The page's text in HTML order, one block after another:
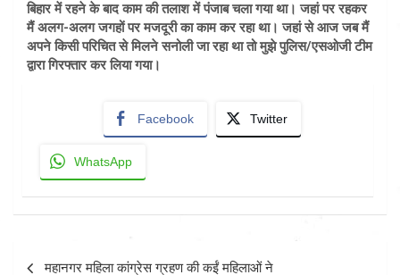
बिहार में रहने के बाद काम की तलाश में पंजाब चला गया था। जहां पर रहकर
मैं अलग-अलग जगहों पर मजदूरी का काम कर रहा था। जहां से आज जब मैं
अपने किसी परिचित से मिलने सनोली जा रहा था तो मुझे पुलिस/एसओजी टीम
द्वारा गिरफ्तार कर लिया गया।
Facebook Twitter
WhatsApp
महानगर महिला कांग्रेस ग्रहण की कईं महिलाओं ने